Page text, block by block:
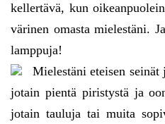
kellertävä, kun
värinen omasta mielestäni.
lamppuja!
Mielestäni eteisen
jotain pientä piristystä ja
jotain tauluja tai muita